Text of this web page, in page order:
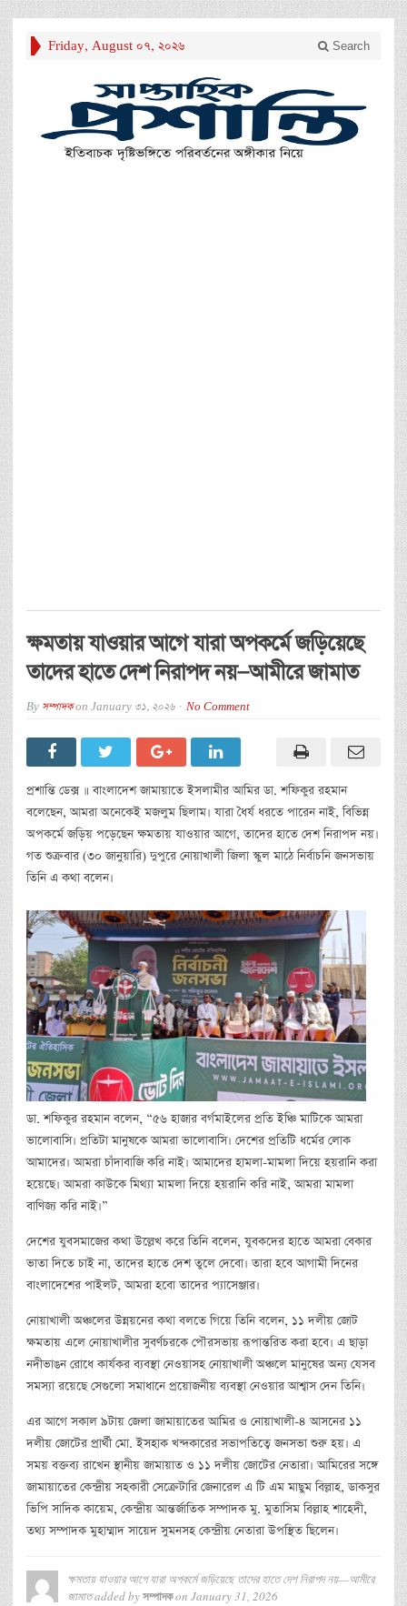
Friday, August 07, 2026 Search
ক্ষমতায় যাওয়ার আগে যারা অপকর্মে জড়িয়েছে
তাদের হাতে দেশ নিরাপদ নয়—আমীরে জামাত
By সম্পাদকon January 31, 2026 No Comment
প্রশান্তি ডেক্স ॥ বাংলাদেশ জামায়াতে ইসলামীর আমির ডা. শফিকুর রহমান
বলেছেন, আমরা অনেকেই মজলুম ছিলাম। যারা ধৈর্য ধরতে পারেন নাই, বিভিন্ন
অপকর্মে জড়িয় পড়েছেন ক্ষমতায় যাওয়ার আগে, তাদের হাতে দেশ নিরাপদ নয়।
গত শুক্রবার (৩০ জানুয়ারি) দুপুরে নোয়াখালী জিলা স্কুল মাঠে নির্বাচনি জনসভায়
তিনি এ কথা বলেন।
ডা. শফিকুর রহমান বলেন, “৫৬ হাজার বর্গমাইলের প্রতি ইঞ্চি মাটিকে আমরা
ভালোবাসি। প্রতিটা মানুষকে আমরা ভালোবাসি। দেশের প্রতিটি ধর্মের লোক
আমাদের। আমরা চাঁদাবাজি করি নাই। আমাদের হামলা-মামলা দিয়ে হয়রানি করা
হয়েছে। আমরা কাউকে মিথ্যা মামলা দিয়ে হয়রানি করি নাই, আমরা মামলা
বাণিজ্য করি নাই।”
দেশের যুবসমাজের কথা উল্লেখ করে তিনি বলেন, যুবকদের হাতে আমরা বেকার
ভাতা দিতে চাই না, তাদের হাতে দেশ তুলে দেবো। তারা হবে আগামী দিনের
বাংলাদেশের পাইলট, আমরা হবো তাদের প্যাসেঞ্জার।
নোয়াখালী অঞ্চলের উন্নয়নের কথা বলতে গিয়ে তিনি বলেন, ১১ দলীয় জোট
ক্ষমতায় এলে নোয়াখালীর সুবর্ণচরকে পৌরসভায় রূপান্তরিত করা হবে। এ ছাড়া
নদীভাঙন রোধে কার্যকর ব্যবস্থা নেওয়াসহ নোয়াখালী অঞ্চলে মানুষের অন্য যেসব
সমস্যা রয়েছে সেগুলো সমাধানে প্রয়োজনীয় ব্যবস্থা নেওয়ার আশ্বাস দেন তিনি।
এর আগে সকাল ৯টায় জেলা জামায়াতের আমির ও নোয়াখালী-৪ আসনের ১১
দলীয় জোটের প্রার্থী মো. ইসহাক খন্দকারের সভাপতিত্বে জনসভা শুরু হয়। এ
সময় বক্তব্য রাখেন স্থানীয় জামায়াত ও ১১ দলীয় জোটের নেতারা। আমিরের সঙ্গে
জামায়াতের কেন্দ্রীয় সহকারী সেক্রেটারি জেনারেল এ টি এম মাছুম বিল্লাহ, ডাকসুর
ভিপি সাদিক কায়েম, কেন্দ্রীয় আন্তর্জাতিক সম্পাদক মু. মুতাসিম বিল্লাহ শাহেদী,
তথ্য সম্পাদক মুহাম্মাদ সায়েদ সুমনসহ কেন্দ্রীয় নেতারা উপস্থিত ছিলেন।
ক্ষমতায় যাওয়ার আগে যারা অপকর্মে জড়িয়েছে তাদের হাতে দেশ নিরাপদ নয়—আমীরে
জামাতadded by সম্পাদকon January 31, 2026